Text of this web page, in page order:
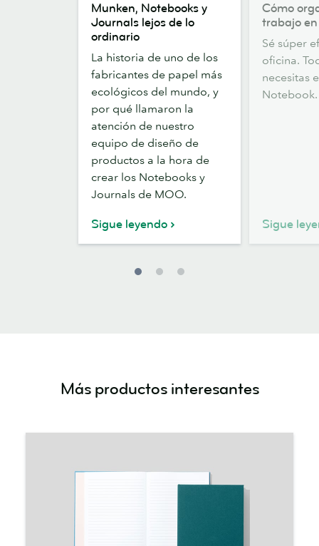
Notebooks
lejos
ordinario
Munken, Notebooks y
Journals lejos de lo
ordinario
La historia de uno de los
fabricantes de papel más
ecológicos del mundo, y
por qué llamaron la
atención de nuestro
equipo de diseño de
productos a la hora de
crear los Notebooks y
Journals de MOO.
Sigue leyendo
organizar
trabajo
notebook
Cómo
trabajo
Sé súper
oficina.
necesitas
Notebook.
Sigue
Más productos interesantes